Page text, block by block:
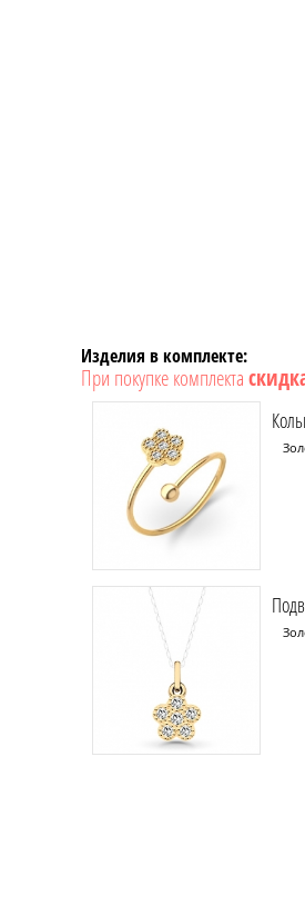
Изделия в комплекте:
При покупке комплекта